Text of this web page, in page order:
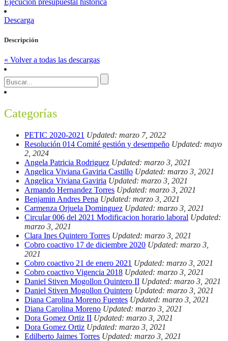
Descarga
Descripción
« Volver a todas las descargas
Categorías
PETIC 2020-2021 Updated: marzo 7, 2022
Resolución 014 Comité gestión y desempeño Updated: mayo
2, 2024
Angela Patricia Rodriguez Updated: marzo 3, 2021
Angelica Viviana Gaviria Castillo Updated: marzo 3, 2021
Angelica Viviana Gaviria Updated: marzo 3, 2021
Armando Hernandez Torres Updated: marzo 3, 2021
Benjamin Andres Pena Updated: marzo 3, 2021
Carmenza Orjuela Dominguez Updated: marzo 3, 2021
Circular 006 del 2021 Modificacion horario laboral Updated:
marzo 3, 2021
Clara Ines Quintero Torres Updated: marzo 3, 2021
Cobro coactivo 17 de diciembre 2020 Updated: marzo 3,
2021
Cobro coactivo 21 de enero 2021 Updated: marzo 3, 2021
Cobro coactivo Vigencia 2018 Updated: marzo 3, 2021
Daniel Stiven Mogollon Quintero II Updated: marzo 3, 2021
Daniel Stiven Mogollon Quintero Updated: marzo 3, 2021
Diana Carolina Moreno Fuentes Updated: marzo 3, 2021
Diana Carolina Moreno Updated: marzo 3, 2021
Dora Gomez Ortiz II Updated: marzo 3, 2021
Dora Gomez Ortiz Updated: marzo 3, 2021
Edilberto Jaimes Torres Updated: marzo 3, 2021